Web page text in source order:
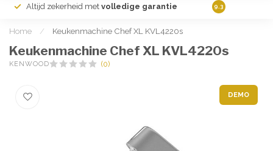
Altijd zekerheid met volledige garantie Gratis
9.3
Home / Keukenmachine Chef XL KVL4220s
Keukenmachine Chef XL KVL4220s
KENWOOD (0)
DEMO